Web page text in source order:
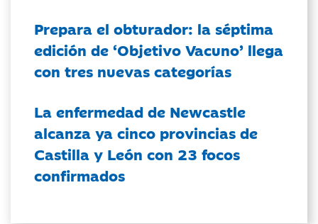
Prepara el obturador: la séptima
edición de ‘Objetivo Vacuno’ llega
con tres nuevas categorías
La enfermedad de Newcastle
alcanza ya cinco provincias de
Castilla y León con 23 focos
confirmados